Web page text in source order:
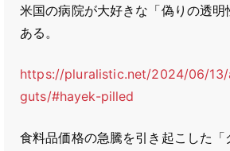
米国の病院が大好きな「偽りの透明
ある。
https://pluralistic.net/2024/06/
guts/#hayek-pilled
食料品価格の急騰を引き起こした「